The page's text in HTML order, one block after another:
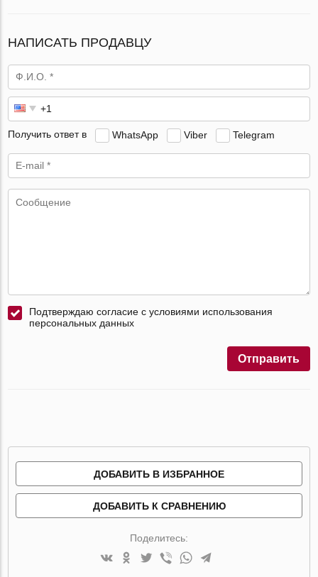
НАПИСАТЬ ПРОДАВЦУ
Получить ответ в WhatsApp Viber Telegram
Подтверждаю согласие с условиями использования
персональных данных
Отправить
ДОБАВИТЬ В ИЗБРАННОЕ
ДОБАВИТЬ К СРАВНЕНИЮ
Поделитесь: